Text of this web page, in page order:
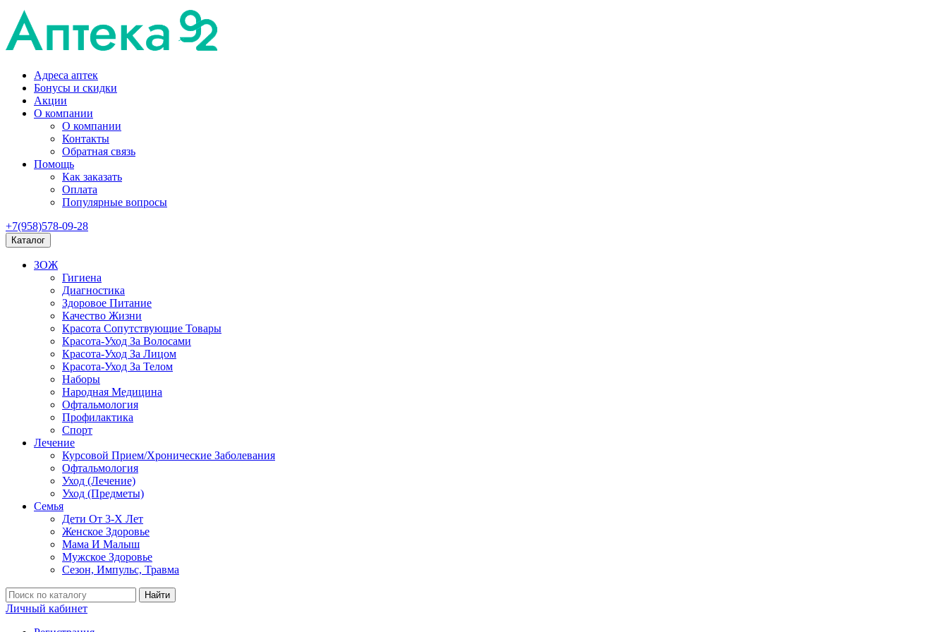
Адреса аптек
Бонусы и скидки
Акции
О компании
О компании
Контакты
Обратная связь
Помощь
Как заказать
Оплата
Популярные вопросы
+7(958)578-09-28
Каталог
ЗОЖ
Гигиена
Диагностика
Здоровое Питание
Качество Жизни
Красота Сопутствующие Товары
Красота-Уход За Волосами
Красота-Уход За Лицом
Красота-Уход За Телом
Наборы
Народная Медицина
Офтальмология
Профилактика
Спорт
Лечение
Курсовой Прием/Хронические Заболевания
Офтальмология
Уход (Лечение)
Уход (Предметы)
Семья
Дети От 3-Х Лет
Женское Здоровье
Мама И Малыш
Мужское Здоровье
Сезон, Импульс, Травма
Найти
Личный кабинет